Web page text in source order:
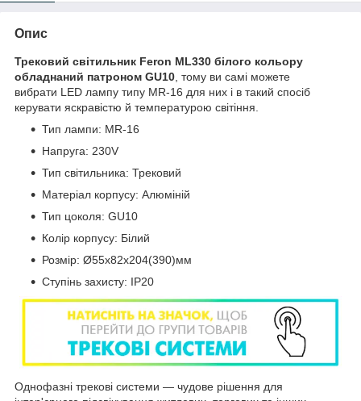
Опис
Трековий світильник Feron ML330 білого кольору
обладнаний патроном GU10 , тому ви самі можете
вибрати LED лампу типу MR-16 для них і в такий спосіб
керувати яскравістю й температурою світіння.
Тип лампи: MR-16
Напруга: 230V
Тип світильника: Трековий
Матеріал корпусу: Алюміній
Тип цоколя: GU10
Колір корпусу: Білий
Розмір: Ø55х82х204(390)мм
Ступінь захисту: IP20
Однофазні трекові системи — чудове рішення для